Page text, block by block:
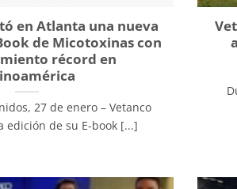
en Atlanta una nueva
de Micotoxinas con
récord en
27 de enero – Vetanco
edición de su E-book [...]